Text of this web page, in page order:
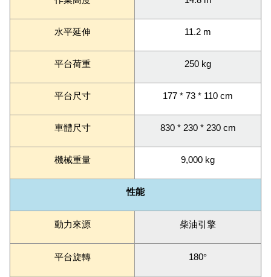
水平延伸 11.2 m
平台荷重 250 kg
平台尺寸 177 * 73 * 110 cm
車體尺寸 830 * 230 * 230 cm
機械重量 9,000 kg
性能
動力來源 柴油引擎
平台旋轉 180°